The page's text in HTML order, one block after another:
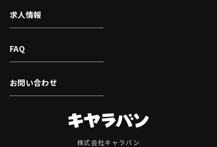
株式会社キャラバン
求人情報
FAQ
お問い合わせ